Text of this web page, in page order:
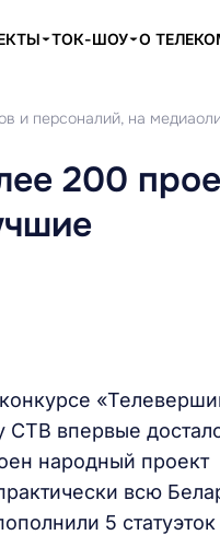
ТОК-ШОУ О
и персоналий, на
200
СТВ впервые
народный проект
всю
5 статуэток